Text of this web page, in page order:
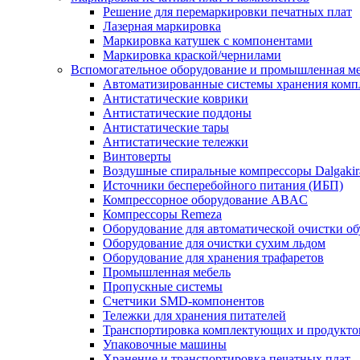
Решение для перемаркировки печатных плат
Лазерная маркировка
Маркировка катушек с компонентами
Маркировка краской/чернилами
Вспомогательное оборудование и промышленная
Автоматизированные системы хранения
Антистатические коврики
Антистатические поддоны
Антистатические тары
Антистатические тележки
Винтоверты
Воздушные спиральные компрессоры
Источники бесперебойного питания (ИБП)
Компрессорное оборудование ABAC
Компрессоры Remeza
Оборудование для автоматической очистки
Оборудование для очистки сухим льдом
Оборудование для хранения трафаретов
Промышленная мебель
Пропускные системы
Счетчики SMD-компонентов
Тележки для xранения питателей
Транспортировка комплектующих и
Упаковочные машины